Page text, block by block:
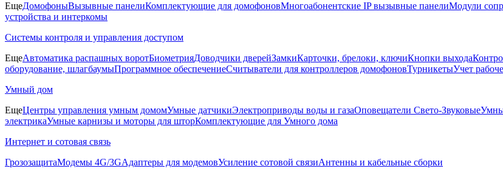
ЕщеДомофоныВызывные панелиКомплектующие для домофоновМногоабонентские IP вызывные панелиМодули
устройства и интеркомы
Системы контроля и управления доступом
ЕщеАвтоматика распашных воротБиометрияДоводчики дверейЗамкиКарточки, брелоки, ключиКнопки выхода
оборудование, шлагбаумыПрограммное обеспечениеСчитыватели для контроллеров домофоновТурникетыУчет
Умный дом
ЕщеЦентры управления умным домомУмные датчикиЭлектроприводы воды и газаОповещатели Свето-Звуковые
электрикаУмные карнизы и моторы для шторКомплектующие для Умного дома
Интернет и сотовая связь
ГрозозащитаМодемы 4G/3GАдаптеры для модемовУсиление сотовой связиАнтенны и кабельные сборки